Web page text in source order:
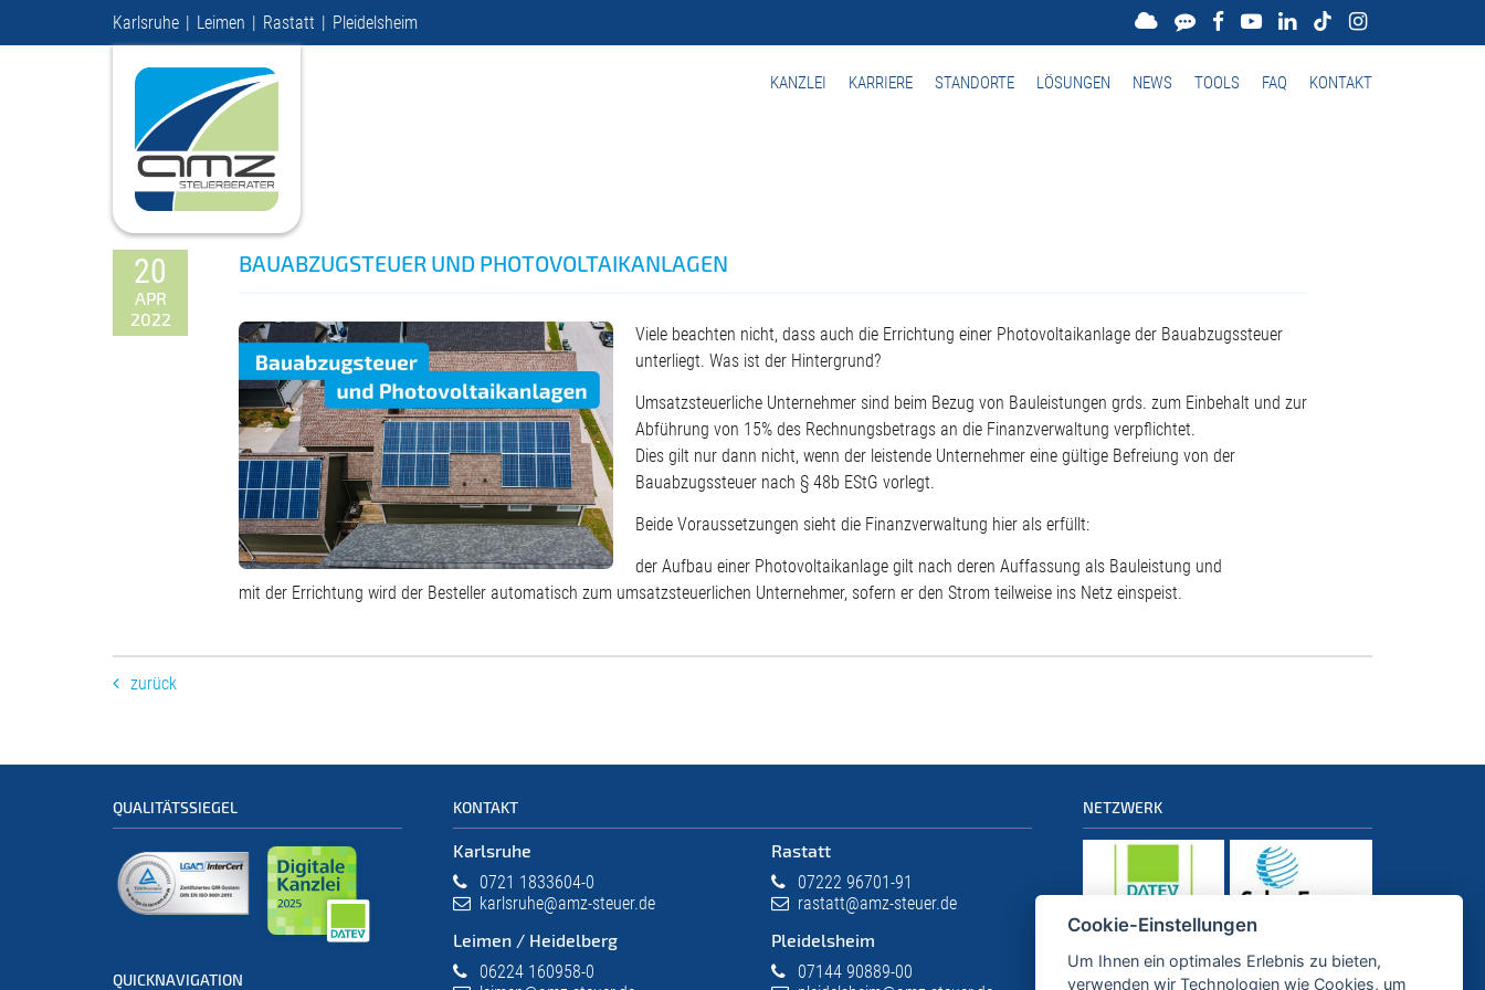
Karlsruhe Leimen Rastatt Pleidelsheim
KANZLEI KARRIERE STANDORTE LÖSUNGEN NEWS TOOLS FAQ KONTAKT
20
APR
2022
BAUABZUGSTEUER UND PHOTOVOLTAIKANLAGEN
Viele beachten nicht, dass auch die Errichtung einer Photovoltaikanlage der Bauabzugssteuer
unterliegt. Was ist der Hintergrund?
Umsatzsteuerliche Unternehmer sind beim Bezug von Bauleistungen grds. zum Einbehalt und zur
Abführung von 15% des Rechnungsbetrags an die Finanzverwaltung verpflichtet.
Dies gilt nur dann nicht, wenn der leistende Unternehmer eine gültige Befreiung von der
Bauabzugssteuer nach § 48b EStG vorlegt.
Beide Voraussetzungen sieht die Finanzverwaltung hier als erfüllt:
der Aufbau einer Photovoltaikanlage gilt nach deren Auffassung als Bauleistung und
mit der Errichtung wird der Besteller automatisch zum umsatzsteuerlichen Unternehmer, sofern er den Strom teilweise ins Netz einspeist.
zurück
QUALITÄTSSIEGEL
QUICKNAVIGATION
KONTAKT
Karlsruhe
0721 1833604-0
karlsruhe@amz-steuer.de
Leimen / Heidelberg
06224 160958-0
Rastatt
07222 96701-91
rastatt@amz-steuer.de
Pleidelsheim
07144 90889-00
NETZWERK
PARTNER
Cookie-Einstellungen
Um Ihnen ein optimales Erlebnis zu bieten,
verwenden wir Technologien wie Cookies, um